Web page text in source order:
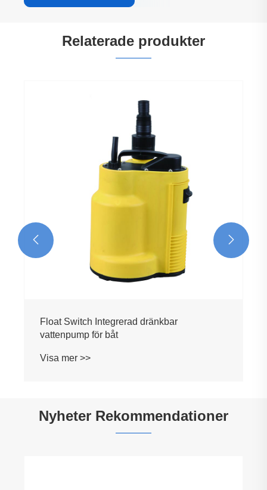
Relaterade produkter
Float Switch Integrerad dränkbar
vattenpump för båt
Visa mer >>
 
Nyheter Rekommendationer